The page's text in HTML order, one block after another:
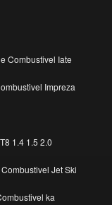
Combustivel Iate
Impreza
1.4 1.5 2.0
Jet Ski
ka